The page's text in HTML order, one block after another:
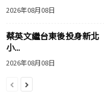
2026年08月08日
蔡英文繼台東後投身新
小...
2026年08月08日